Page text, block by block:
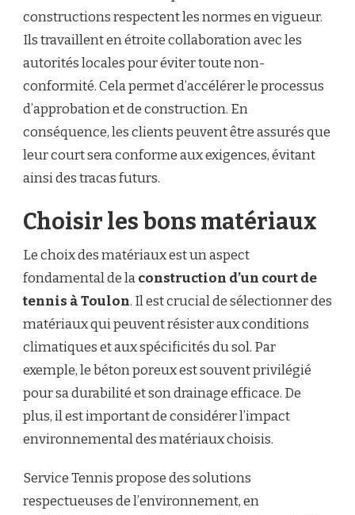
constructions respectent les normes en vigueur.
Ils travaillent en étroite collaboration avec les
autorités locales pour éviter toute non-
conformité. Cela permet d’accélérer le processus
d’approbation et de construction. En
conséquence, les clients peuvent être assurés que
leur court sera conforme aux exigences, évitant
ainsi des tracas futurs.
Choisir les bons matériaux
Le choix des matériaux est un aspect
fondamental de laconstruction d’un court de
tennis à Toulon. Il est crucial de sélectionner des
matériaux qui peuvent résister aux conditions
climatiques et aux spécificités du sol. Par
exemple, le béton poreux est souvent privilégié
pour sa durabilité et son drainage efficace. De
plus, il est important de considérer l’impact
environnemental des matériaux choisis.
Service Tennis propose des solutions
respectueuses de l’environnement, en